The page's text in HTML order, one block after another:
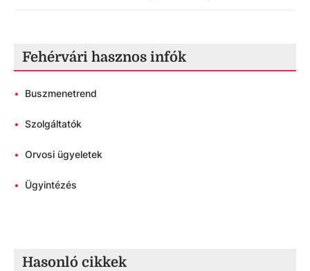
Fehérvári hasznos infók
• Buszmenetrend
• Szolgáltatók
• Orvosi ügyeletek
• Ügyintézés
Hasonló cikkek